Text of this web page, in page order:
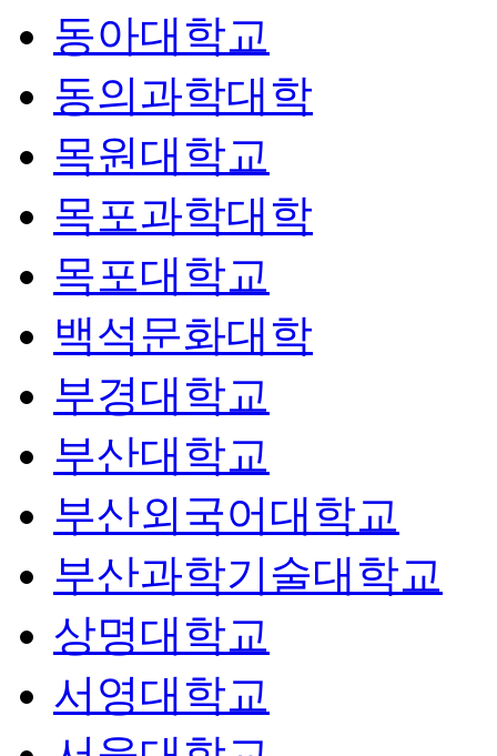
동아대학교
동의과학대학
목원대학교
목포과학대학
목포대학교
백석문화대학
부경대학교
부산대학교
부산외국어대학교
부산과학기술대학교
상명대학교
서영대학교